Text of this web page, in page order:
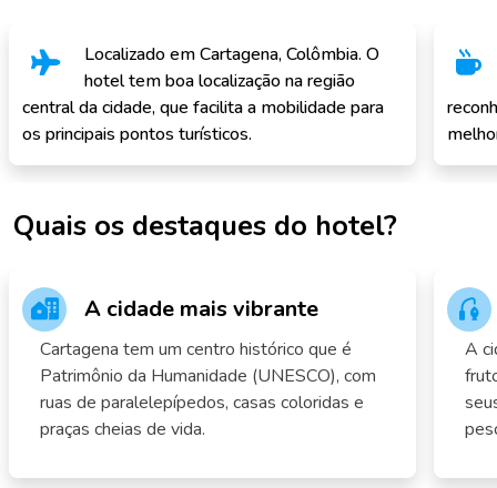
Localizado em Cartagena, Colômbia. O
hotel tem boa localização na região
central da cidade, que facilita a mobilidade para
os principais pontos turísticos.
Quais os destaques do hotel?
A cidade mais vibrante
Cartagena tem um centro histórico que é
Patrimônio da Humanidade (UNESCO), com
ruas de paralelepípedos, casas coloridas e
praças cheias de vida.
A